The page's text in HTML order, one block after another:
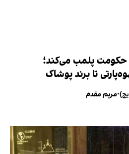
پلمب می‌کند؛
تا برند پوشاک
•مریم مقدم